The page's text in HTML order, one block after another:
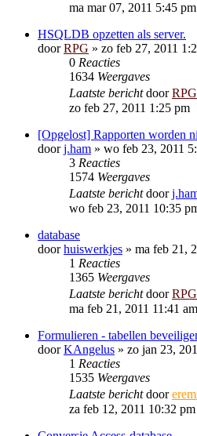
ma mar 07, 2011 5:45 pm
HSQLDB opzetten als server.
doorRPG » zo feb 27, 2011
0 Reacties
1634 Weergaves
Laatste berichtdoorRPG
zo feb 27, 2011 1:25 pm
[Opgelost] Rapporten worden
doorj.ham » wo feb 23, 2011
3 Reacties
1574 Weergaves
Laatste berichtdoor
wo feb 23, 2011 10:35
database
doorhuiswerkjes » ma feb 21,
1 Reacties
1365 Weergaves
Laatste berichtdoorRPG
ma feb 21, 2011 11:41 am
Formulieren - tabellen
doorKAngelus » zo jan 23,
1 Reacties
1535 Weergaves
Laatste berichtdoor
za feb 12, 2011 10:32 pm